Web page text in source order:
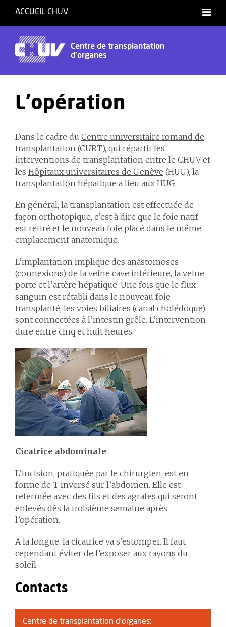
ACCUEIL CHUV
Centre de transplantation
d'organes
L'opération
Dans le cadre du Centre universitaire romand de
transplantation (CURT), qui répartit les
interventions de transplantation entre le CHUV et
les Hôpitaux universitaires de Genève (HUG), la
transplantation hépatique a lieu aux HUG.
En général, la transplantation est effectuée de
façon orthotopique, c’est à dire que le foie natif
est retiré et le nouveau foie placé dans le même
emplacement anatomique.
L’implantation implique des anastomoses
(connexions) de la veine cave inférieure, la veine
porte et l’artère hépatique. Une fois que le flux
sanguin est rétabli dans le nouveau foie
transplanté, les voies biliaires (canal cholédoque)
sont connectées à l’intestin grêle. L’intervention
dure entre cinq et huit heures.
Cicatrice abdominale
L’incision, pratiquée par le chirurgien, est en
forme de T inversé sur l’abdomen. Elle est
refermée avec des fils et des agrafes qui seront
enlevés dès la troisième semaine après
l’opération.
A la longue, la cicatrice va s’estomper. Il faut
cependant éviter de l’exposer aux rayons du
soleil.
Contacts
Centre de transplantation d’organes: